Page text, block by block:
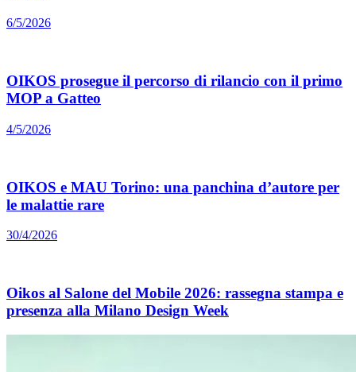
6/5/2026
OIKOS prosegue il percorso di rilancio con il primo
MOP a Gatteo
4/5/2026
OIKOS e MAU Torino: una panchina d’autore per
le malattie rare
30/4/2026
Oikos al Salone del Mobile 2026: rassegna stampa e
presenza alla Milano Design Week